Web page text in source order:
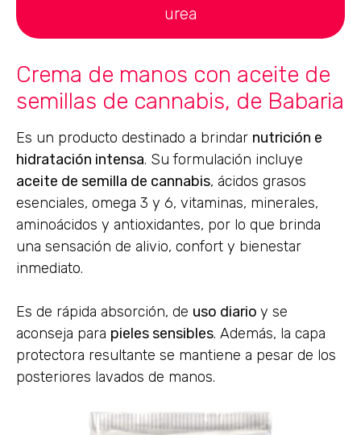
urea
Crema de manos con aceite de
semillas de cannabis, de Babaria
Es un producto destinado a brindar nutrición e
hidratación intensa. Su formulación incluye
aceite de semilla de cannabis, ácidos grasos
esenciales, omega 3 y 6, vitaminas, minerales,
aminoácidos y antioxidantes, por lo que brinda
una sensación de alivio, confort y bienestar
inmediato.
Es de rápida absorción, de uso diario y se
aconseja para pieles sensibles. Además, la capa
protectora resultante se mantiene a pesar de los
posteriores lavados de manos.